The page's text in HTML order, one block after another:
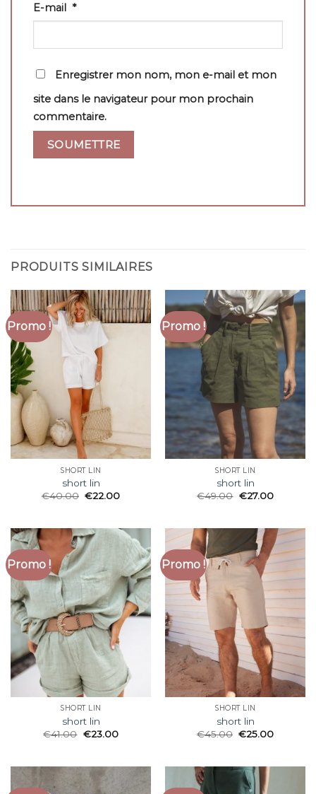
E-mail *
Enregistrer mon nom, mon e-mail et mon
site dans le navigateur pour mon prochain
commentaire.
PRODUITS SIMILAIRES
Promo !
SHORT LIN
short lin
€40.00 €22.00
Promo !
SHORT LIN
short lin
€49.00 €27.00
Promo !
SHORT LIN
short lin
€41.00 €23.00
Promo !
SHORT LIN
short lin
€45.00 €25.00